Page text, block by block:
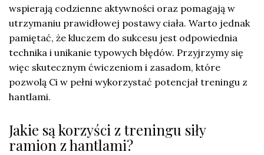
wspierają codzienne aktywności oraz pomagają w
utrzymaniu prawidłowej postawy ciała. Warto jednak
pamiętać, że kluczem do sukcesu jest odpowiednia
technika i unikanie typowych błędów. Przyjrzymy się
więc skutecznym ćwiczeniom i zasadom, które
pozwolą Ci w pełni wykorzystać potencjał treningu z
hantlami.
Jakie są korzyści z treningu siły
ramion z hantlami?